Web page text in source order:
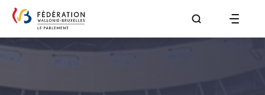
Aller à la page